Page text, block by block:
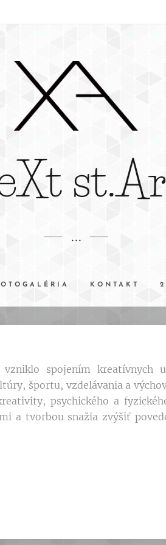
...
KONTAKT
spojením kreatívnych
športu, vzdelávania a
psychického a
a tvorbou snažia zvýšiť